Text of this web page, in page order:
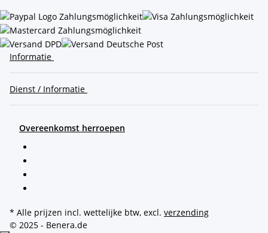
Informatie
Dienst / Informatie
Overeenkomst herroepen
* Alle prijzen incl. wettelijke btw, excl. verzending
© 2025 - Benera.de